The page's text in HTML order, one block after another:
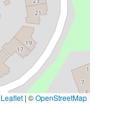
Leaflet | ©OpenStreetMap